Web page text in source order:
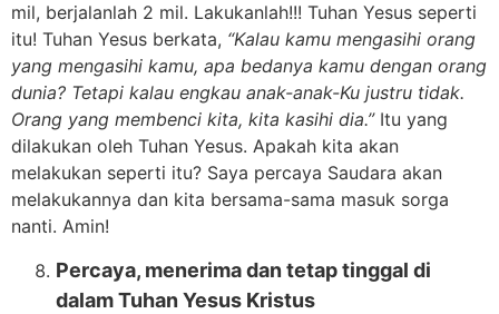
mil, berjalanlah 2 mil. Lakukanlah!!! Tuhan Yesus seperti
itu! Tuhan Yesus berkata, “Kalau kamu mengasihi orang
yang mengasihi kamu, apa bedanya kamu dengan orang
dunia? Tetapi kalau engkau anak-anak-Ku justru tidak.
Orang yang membenci kita, kita kasihi dia.”Itu yang
dilakukan oleh Tuhan Yesus. Apakah kita akan
melakukan seperti itu? Saya percaya Saudara akan
melakukannya dan kita bersama-sama masuk sorga
nanti. Amin!
Percaya, menerima dan tetap tinggal di
dalam Tuhan Yesus Kristus